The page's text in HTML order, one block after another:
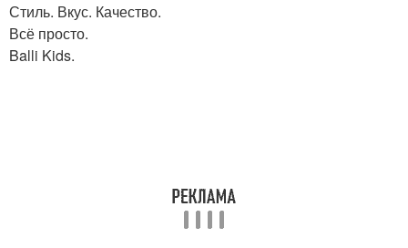
Стиль. Вкус. Качество.
Всё просто.
Balli Kids.